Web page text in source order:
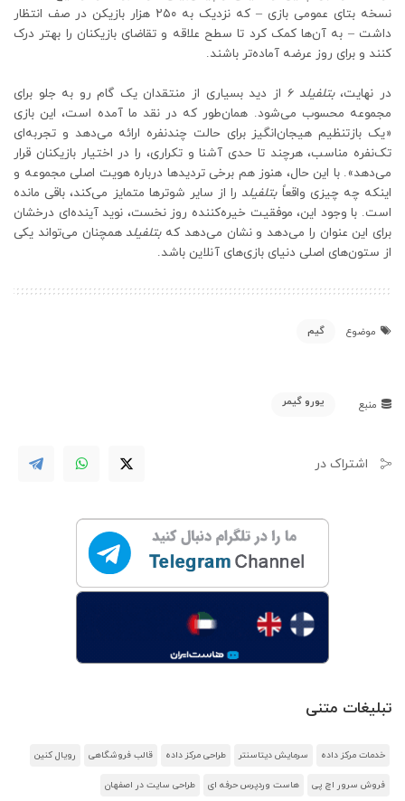
نسخه بتای عمومی بازی – که نزدیک به ۲۵۰ هزار بازیکن در صف انتظار
داشت – به آن‌ها کمک کرد تا سطح علاقه و تقاضای بازیکنان را بهتر درک
کنند و برای روز عرضه آماده‌تر باشند.
در نهایت،بتلفیلد 6
از دید بسیاری از منتقدان یک گام رو به جلو برای
مجموعه محسوب می‌شود. همان‌طور که در نقد ما آمده است، این بازی
«یک بازتنظیم هیجان‌انگیز برای حالت چندنفره ارائه می‌دهد و تجربه‌ای
تک‌نفره مناسب، هرچند تا حدی آشنا و تکراری، را در اختیار بازیکنان قرار
می‌دهد». با این حال، هنوز هم برخی تردیدها درباره هویت اصلی مجموعه و
اینکه چه چیزی واقعاًبتلفیلدرا از سایر شوترها متمایز می‌کند، باقی مانده
است. با وجود این، موفقیت خیره‌کننده روز نخست، نوید آینده‌ای درخشان
برای این عنوان را می‌دهد و نشان می‌دهد کهبتلفیلدهمچنان می‌تواند یکی
از ستون‌های اصلی دنیای بازی‌های آنلاین باشد.
موضوع گیم
منبع یورو گیمر
اشتراک در
تبلیغات متنی
خدمات مرکز داده سرمایش دیتاسنتر طراحی مرکز داده قالب فروشگاهی رویال کنین
فروش سرور اچ پی هاست وردپرس حرفه ای طراحی سایت در اصفهان